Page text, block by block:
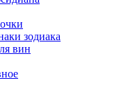
зодиака
вин